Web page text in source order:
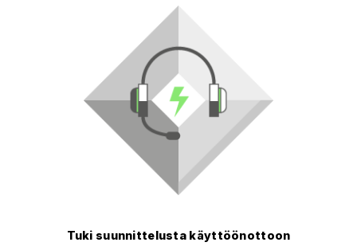
Tuki suunnittelusta käyttöönottoon